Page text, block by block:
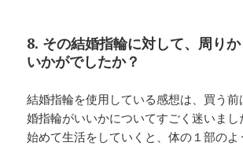
8. その結婚指輪に対して、周り
いかがでしたか？
結婚指輪を使用している感想は、買う
婚指輪がいいかについてすごく迷いま
始めて生活をしていくと、体の１部のよ